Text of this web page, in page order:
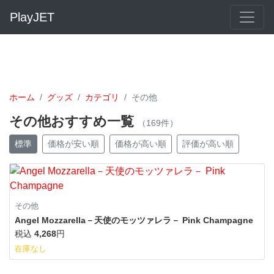
PlayJET
ホーム グッズ カテゴリ その他
その他おすすめ一覧 （169件）
標準 価格が安い順 価格が高い順 評価が高い順
その他
Angel Mozzarella－天使のモッツァレラ－ Pink Champagne
税込 4,268円
在庫なし